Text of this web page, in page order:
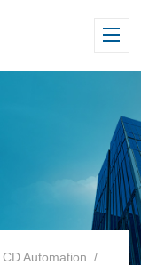
Automation / 晶闸